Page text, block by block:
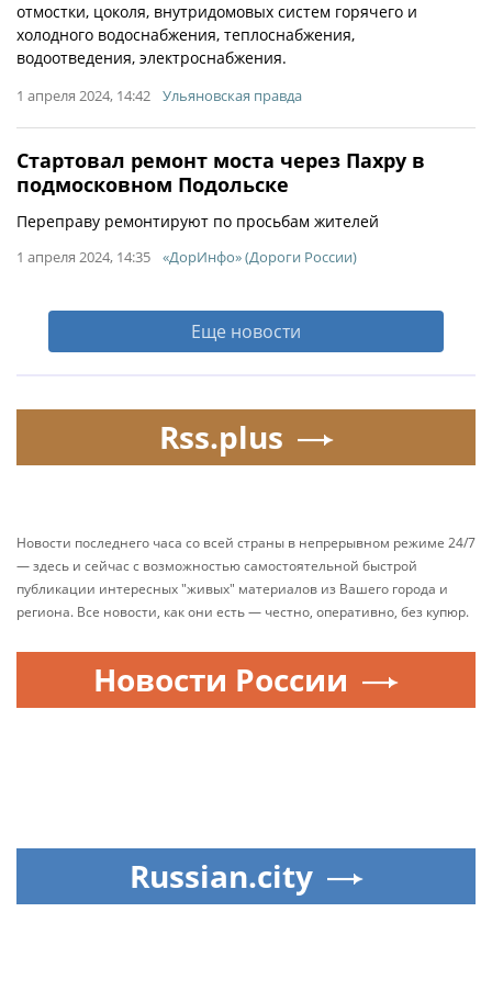
отмостки, цоколя, внутридомовых систем горячего и
холодного водоснабжения, теплоснабжения,
водоотведения, электроснабжения.
1 апреля 2024, 14:42 Ульяновская правда
Стартовал ремонт моста через Пахру в
подмосковном Подольске
Переправу ремонтируют по просьбам жителей
1 апреля 2024, 14:35 «ДорИнфо» (Дороги России)
Еще новости
Rss.plus
Новости последнего часа со всей страны в непрерывном режиме 24/7
— здесь и сейчас с возможностью самостоятельной быстрой
публикации интересных "живых" материалов из Вашего города и
региона. Все новости, как они есть — честно, оперативно, без купюр.
Новости России
Russian.city